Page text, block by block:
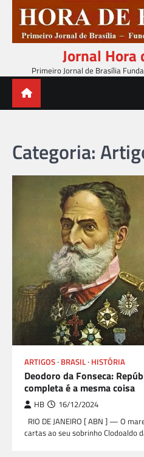
content
Jornal Hora
Primeiro Jornal de Brasília
Categoria:
ARTIGOS BRASIL HISTÓRIA
Deodoro da Fonseca:
completa é a mesma coisa
HB 16/12/2024
RIO DE JANEIRO [ ABN ] — O
cartas ao seu sobrinho Clodoaldo